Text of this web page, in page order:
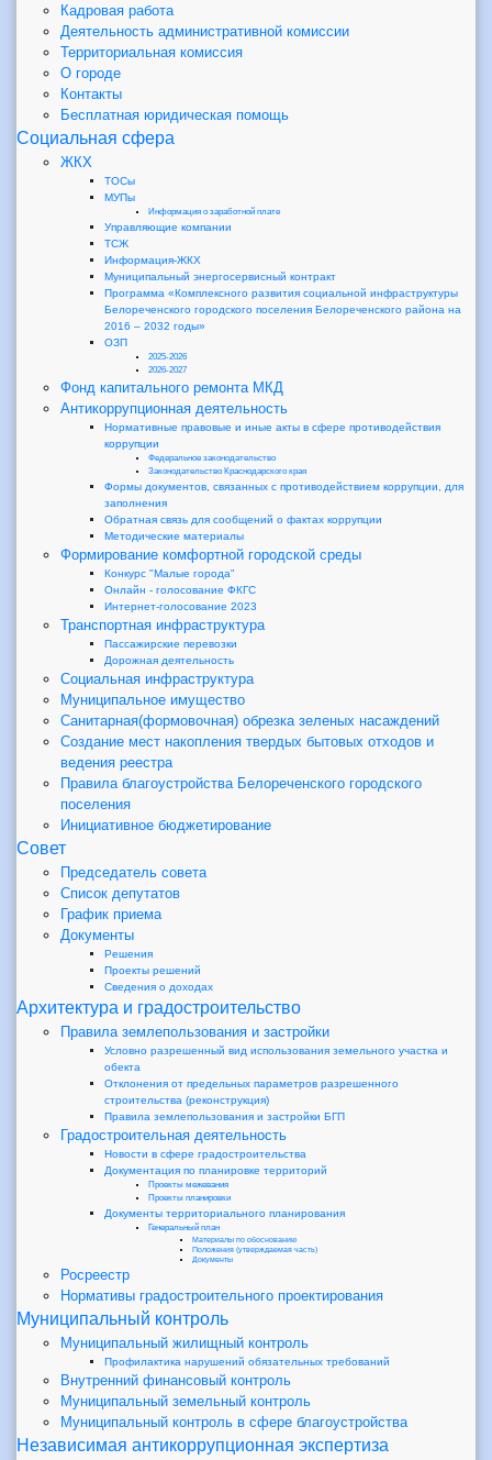
Кадровая работа
Деятельность административной комиссии
Территориальная комиссия
О городе
Контакты
Бесплатная юридическая помощь
Социальная сфера
ЖКХ
ТОСы
МУПы
Информация о заработной плате
Управляющие компании
ТСЖ
Информация-ЖКХ
Муниципальный энергосервисный контракт
Программа «Комплексного развития социальной инфраструктуры
Белореченского городского поселения Белореченского района на
2016 – 2032 годы»
ОЗП
2025-2026
2026-2027
Фонд капитального ремонта МКД
Антикоррупционная деятельность
Нормативные правовые и иные акты в сфере противодействия
коррупции
Федеральное законодательство
Законодательство Краснодарского края
Формы документов, связанных с противодействием коррупции, для
заполнения
Обратная связь для сообщений о фактах коррупции
Методические материалы
Формирование комфортной городской среды
Конкурс "Малые города"
Онлайн - голосование ФКГС
Интернет-голосование 2023
Транспортная инфраструктура
Пассажирские перевозки
Дорожная деятельность
Социальная инфраструктура
Муниципальное имущество
Санитарная(формовочная) обрезка зеленых насаждений
Создание мест накопления твердых бытовых отходов и
ведения реестра
Правила благоустройства Белореченского городского
поселения
Инициативное бюджетирование
Совет
Председатель совета
Список депутатов
График приема
Документы
Решения
Проекты решений
Сведения о доходах
Архитектура и градостроительство
Правила землепользования и застройки
Условно разрешенный вид использования земельного участка и
обекта
Отклонения от предельных параметров разрешенного
строительства (реконструкция)
Правила землепользования и застройки БГП
Градостроительная деятельность
Новости в сфере градостроительства
Документация по планировке территорий
Проекты межевания
Проекты планировки
Документы территориального планирования
Генеральный план
Материалы по обоснованию
Положения (утверждаемая часть)
Документы
Росреестр
Нормативы градостроительного проектирования
Муниципальный контроль
Муниципальный жилищный контроль
Профилактика нарушений обязательных требований
Внутренний финансовый контроль
Муниципальный земельный контроль
Муниципальный контроль в сфере благоустройства
Независимая антикоррупционная экспертиза